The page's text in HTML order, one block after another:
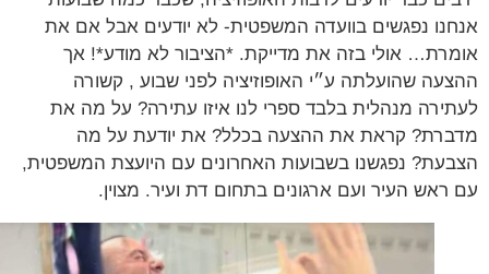
נפגשים בוועדה המשפטית- לא יודעים אבל אם את
אולי בזה את מדייקת. *הציבור לא מודע*! אך
שהועלתה ע״י האופוזיציה לפני שבוע , קשורה
מנהלית בלבד ספרי לנו איזו עתירה? על מה את
קראת את ההצעה בכלל? את יודעת על מה
נפגשנו בשבועות האחרונים עם היועצת המשפטית,
העיר ועם ארגונים בתחום דת ועיר. מצוין.